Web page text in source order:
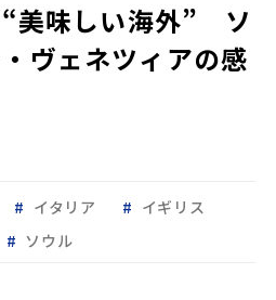
美味しい海外” ソ
ヴェネツィアの感
イタリア
イギリス
ソウル